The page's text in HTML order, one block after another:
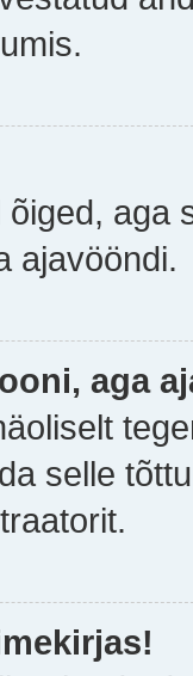
aga
ajavööndi.
aga
selle